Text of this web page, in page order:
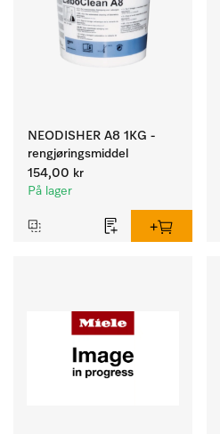
NEODISHER A8 1KG -
rengjøringsmiddel
154,00 kr
På lager